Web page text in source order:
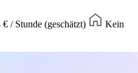
€ / Stunde (geschätzt)
Kein